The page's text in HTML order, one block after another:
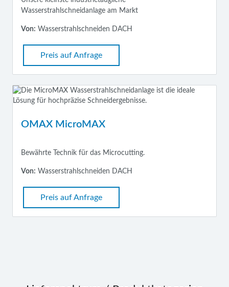
Wasserstrahlschneidanlage am Markt
Von: Wasserstrahlschneiden DACH
Preis auf Anfrage
OMAX MicroMAX
Bewährte Technik für das Microcutting.
Von: Wasserstrahlschneiden DACH
Preis auf Anfrage